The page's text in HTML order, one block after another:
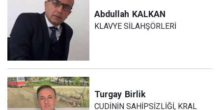
Abdullah KALKAN
KLAVYE SİLAHŞÖRLERİ
Turgay Birlik
CUDİNİN SAHİPSİZLİĞİ, KRAL